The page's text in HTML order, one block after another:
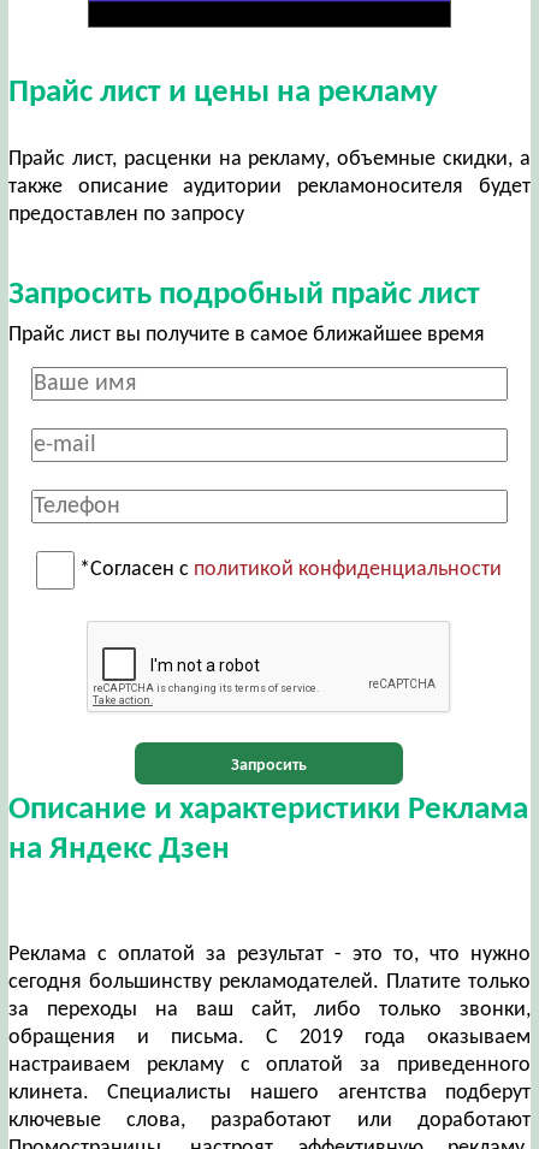
Прайс лист и цены на рекламу
Прайс лист, расценки на рекламу, объемные скидки, а
также описание аудитории рекламоносителя будет
предоставлен по запросу
Запросить подробный прайс лист
Прайс лист вы получите в самое ближайшее время
*Согласен с политикой конфиденциальности
Запросить
Описание и характеристики Реклама
на Яндекс Дзен
Реклама с оплатой за результат - это то, что нужно
сегодня большинству рекламодателей. Платите только
за переходы на ваш сайт, либо только звонки,
обращения и письма. С 2019 года оказываем
настраиваем рекламу с оплатой за приведенного
клинета. Специалисты нашего агентства подберут
ключевые слова, разработают или доработают